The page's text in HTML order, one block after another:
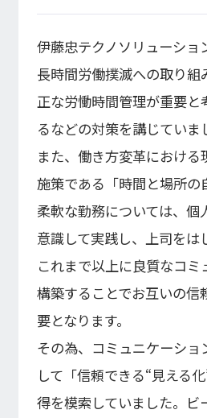
株式情報
株式基本情報
株価情報
その他IR情報
IRカレンダー
FAQ
ディスクロージャーポリシー
免責事項
IR情報お問合せ
電子公告
電子公告
伊藤忠テクノソリューショ
長時間労働撲滅への取り組
正な労慟時間管理が重要と
るなどの対策を講じていま
また、働き方変革における
施策である「時間と場所の
柔軟な勤務については、個
意識して実践し、上司をは
これまで以上に良質なコミ
構築することでお互いの信
要となります。
その為、コミュニケーショ
して「信頼できる“見える
得を模索していました。ビ